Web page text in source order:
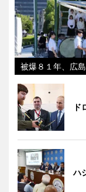
被爆８１年、広
ド
ハ